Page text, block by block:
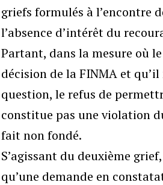
griefs formulés à l’encontre
l’absence d’intérêt du
Partant, dans la mesure où
décision de la FINMA et
question, le refus de
constitue pas une violation
fait non fondé.
S’agissant du deuxième
qu’une demande en